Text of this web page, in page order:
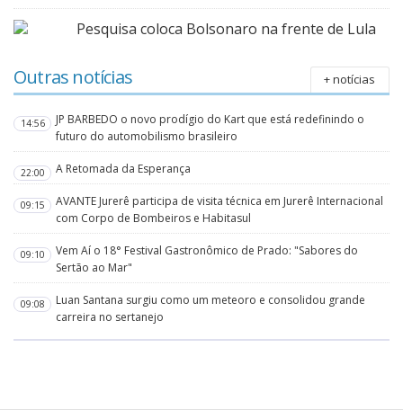
Pesquisa coloca Bolsonaro na frente de Lula
Outras notícias + notícias
14:56
JP BARBEDO o novo prodígio do Kart que está redefinindo o
futuro do automobilismo brasileiro
22:00 A Retomada da Esperança
09:15
AVANTE Jurerê participa de visita técnica em Jurerê Internacional
com Corpo de Bombeiros e Habitasul
09:10
Vem Aí o 18° Festival Gastronômico de Prado: "Sabores do
Sertão ao Mar"
09:08
Luan Santana surgiu como um meteoro e consolidou grande
carreira no sertanejo